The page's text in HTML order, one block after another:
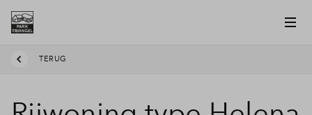
TERUG